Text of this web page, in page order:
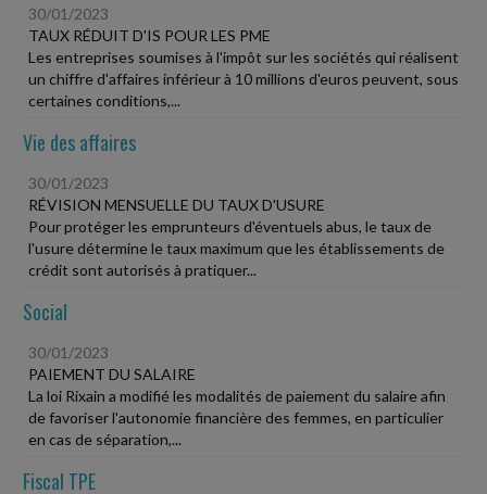
30/01/2023
TAUX RÉDUIT D'IS POUR LES PME
Les entreprises soumises à l'impôt sur les sociétés qui réalisent
un chiffre d'affaires inférieur à 10 millions d'euros peuvent, sous
certaines conditions,...
Vie des affaires
30/01/2023
RÉVISION MENSUELLE DU TAUX D'USURE
Pour protéger les emprunteurs d'éventuels abus, le taux de
l'usure détermine le taux maximum que les établissements de
crédit sont autorisés à pratiquer...
Social
30/01/2023
PAIEMENT DU SALAIRE
La loi Rixain a modifié les modalités de paiement du salaire afin
de favoriser l'autonomie financière des femmes, en particulier
en cas de séparation,...
Fiscal TPE